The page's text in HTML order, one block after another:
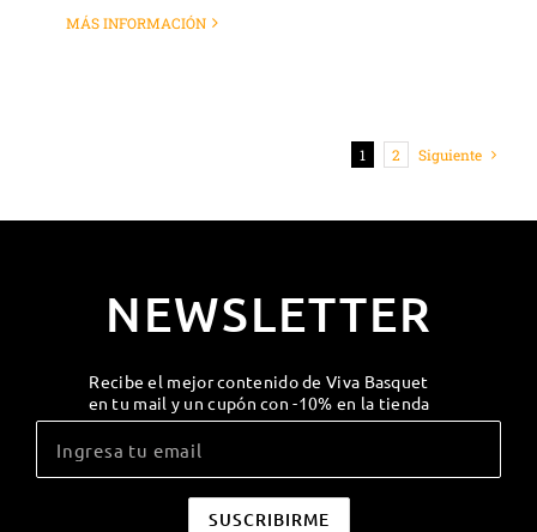
MÁS INFORMACIÓN
1 2 Siguiente
NEWSLETTER
Recibe el mejor contenido de Viva Basquet
en tu mail y un cupón con -10% en la tienda